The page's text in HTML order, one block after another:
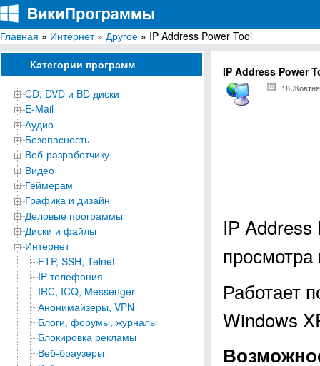
ВикиПрограммы
Энциклопедия бесплатных компьютерных программ для Windows
Главная » Интернет» Другое » IP Address Power Tool
Категории программ
CD, DVD и BD диски
E-Mail
Аудио
Безопасность
Веб-разработчику
Видео
Геймерам
Графика и дизайн
Деловые программы
Диски и файлы
Интернет
FTP, SSH, Telnet
IP-телефония
IRC, ICQ, Messenger
Анонимайзеры, VPN
Блоги, форумы, журналы
Блокировка рекламы
Веб-браузеры
IP Address Power
18
IP Address
Работает
Windows